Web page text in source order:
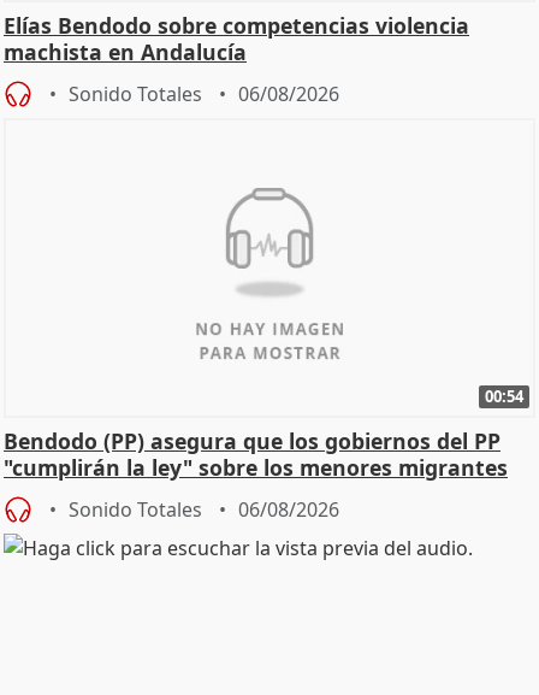
Elías Bendodo sobre competencias violencia
machista en Andalucía
Sonido Totales 06/08/2026
00:54
Bendodo (PP) asegura que los gobiernos del PP
"cumplirán la ley" sobre los menores migrantes
Sonido Totales 06/08/2026